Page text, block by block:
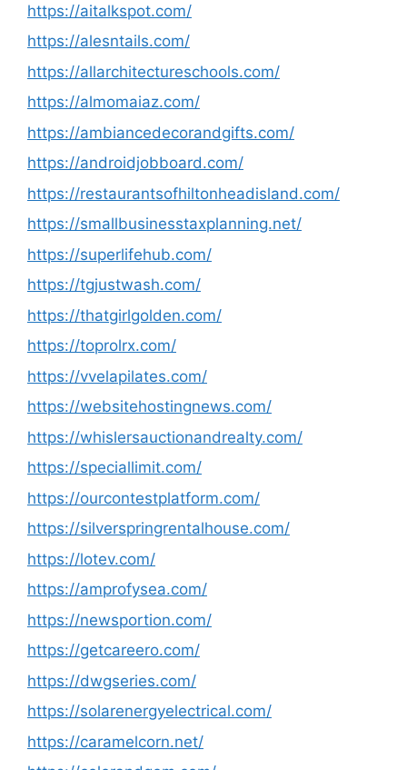
https://aitalkspot.com/
https://alesntails.com/
https://allarchitectureschools.com/
https://almomaiaz.com/
https://ambiancedecorandgifts.com/
https://androidjobboard.com/
https://restaurantsofhiltonheadisland.com/
https://smallbusinesstaxplanning.net/
https://superlifehub.com/
https://tgjustwash.com/
https://thatgirlgolden.com/
https://toprolrx.com/
https://vvelapilates.com/
https://websitehostingnews.com/
https://whislersauctionandrealty.com/
https://speciallimit.com/
https://ourcontestplatform.com/
https://silverspringrentalhouse.com/
https://lotev.com/
https://amprofysea.com/
https://newsportion.com/
https://getcareero.com/
https://dwgseries.com/
https://solarenergyelectrical.com/
https://caramelcorn.net/